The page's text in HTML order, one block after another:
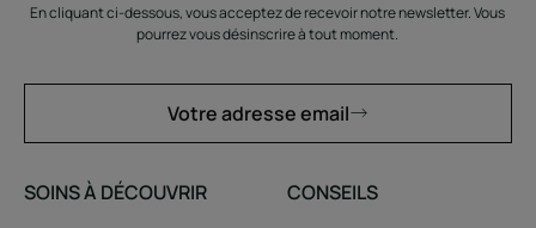
En cliquant ci-dessous, vous acceptez de recevoir notre newsletter. Vous
pourrez vous désinscrire à tout moment.
Votre adresse email
SOINS À DÉCOUVRIR
CONSEILS